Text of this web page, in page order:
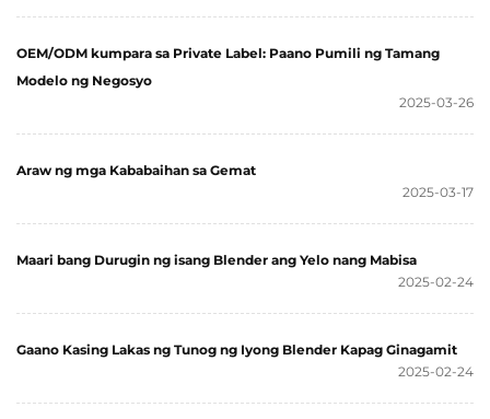
OEM/ODM kumpara sa Private Label: Paano Pumili ng Tamang
Modelo ng Negosyo
2025-03-26
Araw ng mga Kababaihan sa Gemat
2025-03-17
Maari bang Durugin ng isang Blender ang Yelo nang Mabisa
2025-02-24
Gaano Kasing Lakas ng Tunog ng Iyong Blender Kapag Ginagamit
2025-02-24